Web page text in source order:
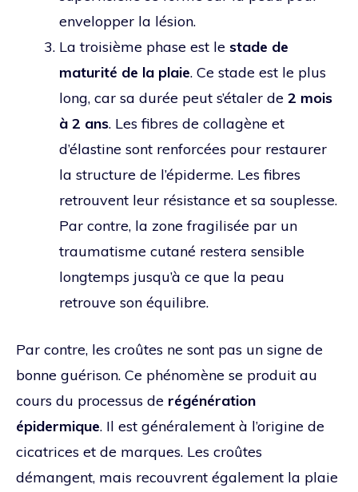
envelopper la lésion.
La troisième phase est le stade de
maturité de la plaie. Ce stade est le plus
long, car sa durée peut s’étaler de 2 mois
à 2 ans. Les fibres de collagène et
d’élastine sont renforcées pour restaurer
la structure de l’épiderme. Les fibres
retrouvent leur résistance et sa souplesse.
Par contre, la zone fragilisée par un
traumatisme cutané restera sensible
longtemps jusqu’à ce que la peau
retrouve son équilibre.
Par contre, les croûtes ne sont pas un signe de
bonne guérison. Ce phénomène se produit au
cours du processus de régénération
épidermique. Il est généralement à l’origine de
cicatrices et de marques. Les croûtes
démangent, mais recouvrent également la plaie